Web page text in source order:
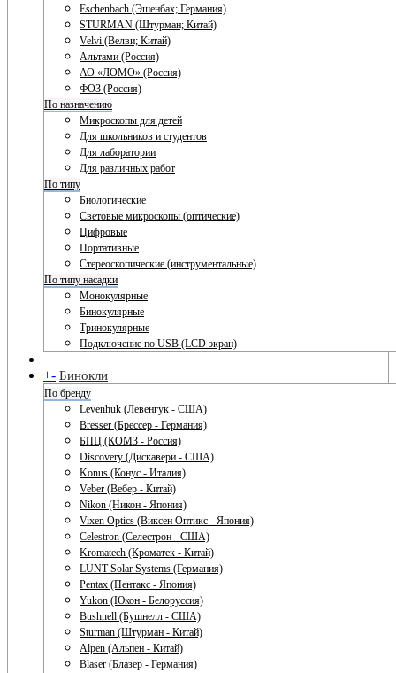
Eschenbach (Эшенбах; Германия)
STURMAN (Штурман; Китай)
Velvi (Велви; Китай)
Альтами (Россия)
АО «ЛОМО» (Россия)
ФОЗ (Россия)
По назначению
Микроскопы для детей
Для школьников и студентов
Для лаборатории
Для различных работ
По типу
Биологические
Световые микроскопы (оптические)
Цифровые
Портативные
Стереоскопические (инструментальные)
По типу насадки
Монокулярные
Бинокулярные
Тринокулярные
Подключение по USB (LCD экран)
+- Бинокли
По бренду
Levenhuk (Левенгук - США)
Bresser (Брессер - Германия)
БПЦ (КОМЗ - Россия)
Discovery (Дискавери - США)
Konus (Конус - Италия)
Veber (Вебер - Китай)
Nikon (Никон - Япония)
Vixen Optics (Виксен Оптикс - Япония)
Celestron (Селестрон - США)
Kromatech (Кроматек - Китай)
LUNT Solar Systems (Германия)
Pentax (Пентакс - Япония)
Yukon (Юкон - Белоруссия)
Bushnell (Бушнелл - США)
Sturman (Штурман - Китай)
Alpen (Альпен - Китай)
Blaser (Блазер - Германия)